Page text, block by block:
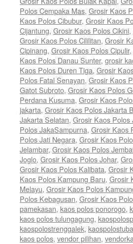
Polos Cempaka Mas, Grosir Kaos
Kaos Polos Cibubur, Grosir Kaos
Cijantung, Grosir Kaos Polos Cikini,
Grosir Kaos Polos Cililitan, Grosir
Cipinang, Grosir Kaos Polos Cipulir,
Kaos Polos Danau Sunter, grosir
Kaos Polos Duren Tiga, Grosir
Polos Fatal Senayan, Grosir Kaos
Gatot Subroto, Grosir Kaos Polos
Perdana Kusuma, Grosir Kaos
jakarta, Grosir Kaos Polos Jakarta
Jakarta Selatan, Grosir Kaos Polos
Polos JakaSampurna, Grosir Kaos
Polos Jati Negara, Grosir Kaos
Jelambar, Grosir Kaos Polos
Joglo, Grosir Kaos Polos Johar,
Grosir Kaos Polos Kalibata, Grosir
Kaos Polos Kampung Baru, Grosir
Melayu, Grosir Kaos Polos
Polos Kebagusan, Grosir Kaos
pamekasan, kaos polos ponorogo,
kaos polos tulungagung,
kaospolostrenggalek,
kaos polos, vendor pilihan,